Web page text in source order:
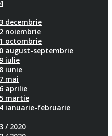
decembrie
noiembrie
octombrie
august-septembrie
iulie
iunie
mai
aprilie
martie
ianuarie-februarie
/ 2020